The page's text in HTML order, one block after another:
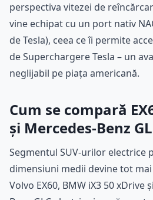
perspectiva vitezei de
vine echipat cu un port nativ
de Tesla), ceea ce îi permite
de Superchargere Tesla – un
neglijabil pe piața americană.
Cum se compară
și Mercedes-Benz
Segmentul SUV-urilor electrice
dimensiuni medii devine tot
Volvo EX60, BMW iX3 50 xDrive